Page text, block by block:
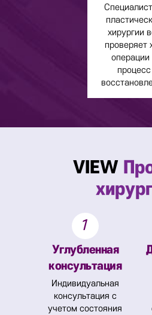
хирургии
проверяет
операции
процесс
VIEW
1
Углубленная
консультация
Индивидуальная
консультация с
учетом состояния